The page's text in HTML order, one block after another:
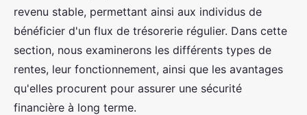
revenu stable, permettant ainsi aux individus de
bénéficier d'un flux de trésorerie régulier. Dans cette
section, nous examinerons les différents types de
rentes, leur fonctionnement, ainsi que les avantages
qu'elles procurent pour assurer une sécurité
financière à long terme.